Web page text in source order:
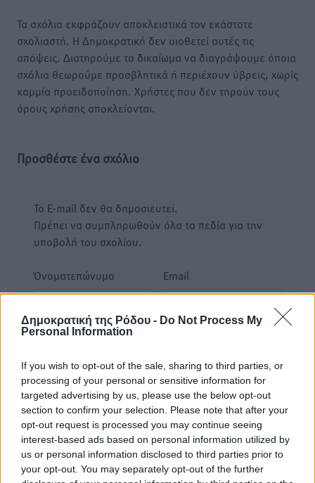
Δημοκρατική της Ρόδου - Do Not Process My
Personal Information
If you wish to opt-out of the sale, sharing to third parties, or
processing of your personal or sensitive information for
targeted advertising by us, please use the below opt-out
section to confirm your selection. Please note that after your
opt-out request is processed you may continue seeing
interest-based ads based on personal information utilized by
us or personal information disclosed to third parties prior to
your opt-out. You may separately opt-out of the further
Τα σχόλια εκφράζουν αποκλειστικά τον εκάστοτε
σχολιαστή. Η Δημοκρατική δεν υιοθετεί αυτές τις
απόψεις. Διατηρούμε το δικαίωμα να διαγράψουμε όποια
σχόλια θεωρούμε προσβλητικά ή περιέχουν ύβρεις, χωρίς
καμμία προειδοποίηση. Χρήστες που δεν τηρούν τους
όρους χρήσης αποκλείονται.
Προσθέστε ένα σχόλιο
Το E-mail δεν θα δημοσιευτεί.
Πρέπει να συμπληρωθούν όλα τα πεδία για την
υποβολή του σχολίου.
Όνοματεπώνυμο Email
Φύλαξε τα στοιχεία μου για την επόμενη φορά.